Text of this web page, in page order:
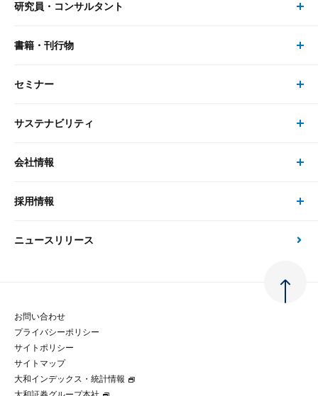
リサーチ
大和総研の強み
先端テクノロジーに基づく新たな価値の創出
レポート・コラム トップ
最新のレポート・コラム
政策分析
金融経済教育等
研究員・コンサルタント
研究員・コンサルタント トップ
研究員
書籍・刊行物
書籍・刊行物 トップ
書籍
セミナー
セミナー トップ
現在受付中のセミナー・イベント
サステナビリティ
サステナビリティの取り組み
次世代社会への貢献
マルチステークホルダー方針
パートナーシップ構築宣言
会社情報
会社情報 トップ
会社概要・役員一覧
大和総研の歩み
グループ会社
採用情報
採用情報 トップ
経験者採用
ニュースリリース
お問い合わせ
プライバシーポリシー
サイトポリシー
サイトマップ
大和インデックス・統計情報